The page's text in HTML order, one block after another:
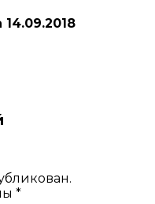
14.09.2018
*